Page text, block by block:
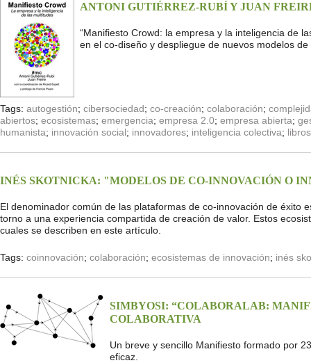
ANTONI GUTIÉRREZ-RUBÍ Y JUAN
“Manifiesto Crowd: la empresa y la inteligencia de
en el co-diseño y despliegue de nuevos modelos
Tags: autogestión; cibersociedad; co-creación; colaboración;
abiertos; ecosistemas; emergencia; empresa 2.0; empresa abierta;
humanista; innovación social; innovadores; inteligencia colectiva; libros
INÉS SKOTNICKA: "MODELOS DE CO-INNOVACIÓN O
El denominador común de las plataformas de co-innovación de éxito
torno a una experiencia compartida de creación de valor. Estos
cuales se describen en este artículo.
Tags: coinnovación; colaboración; ecosistemas de innovación; inés
SIMBYOSI: “COLABORALAB:
COLABORATIVA
Un breve y sencillo Manifiesto formado por
eficaz.